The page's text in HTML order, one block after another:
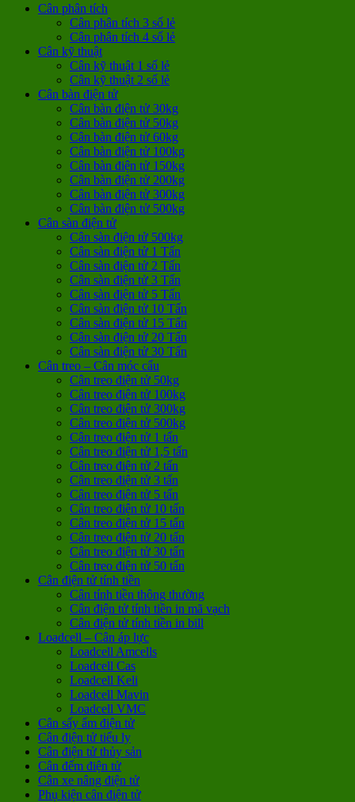
Cân phân tích
Cân phân tích 3 số lẻ
Cân phân tích 4 số lẻ
Cân kỹ thuật
Cân kỹ thuật 1 số lẻ
Cân kỹ thuật 2 số lẻ
Cân bàn điện tử
Cân bàn điện tử 30kg
Cân bàn điện tử 50kg
Cân bàn điện tử 60kg
Cân bàn điện tử 100kg
Cân bàn điện tử 150kg
Cân bàn điện tử 200kg
Cân bàn điện tử 300kg
Cân bàn điện tử 500kg
Cân sàn điện tử
Cân sàn điện tử 500kg
Cân sàn điện tử 1 Tấn
Cân sàn điện tử 2 Tấn
Cân sàn điện tử 3 Tấn
Cân sàn điện tử 5 Tấn
Cân sàn điện tử 10 Tấn
Cân sàn điện tử 15 Tấn
Cân sàn điện tử 20 Tấn
Cân sàn điện tử 30 Tấn
Cân treo – Cân móc cẩu
Cân treo điện tử 50kg
Cân treo điện tử 100kg
Cân treo điện tử 300kg
Cân treo điện tử 500kg
Cân treo điện tử 1 tấn
Cân treo điện tử 1,5 tấn
Cân treo điện tử 2 tấn
Cân treo điện tử 3 tấn
Cân treo điện tử 5 tấn
Cân treo điện tử 10 tấn
Cân treo điện tử 15 tấn
Cân treo điện tử 20 tấn
Cân treo điện tử 30 tấn
Cân treo điện tử 50 tấn
Cân điện tử tính tiền
Cân tính tiền thông thường
Cân điện tử tính tiền in mã vạch
Cân điện tử tính tiền in bill
Loadcell – Cân áp lực
Loadcell Amcells
Loadcell Cas
Loadcell Keli
Loadcell Mavin
Loadcell VMC
Cân sấy ẩm điện tử
Cân điện tử tiểu ly
Cân điện tử thủy sản
Cân đếm điện tử
Cân xe nâng điện tử
Phụ kiện cân điện tử